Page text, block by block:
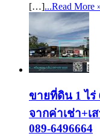
[…]...Read More
ขายที่ดิน 1 ไร่
จากค่าเช่า+
089-6496664